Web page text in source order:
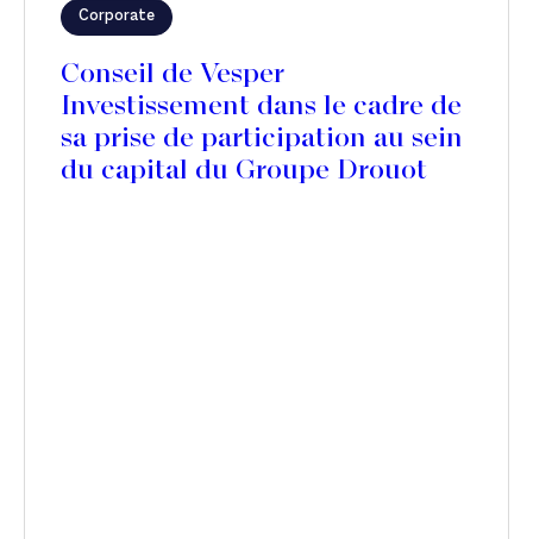
Corporate
Conseil de Vesper
Investissement dans le cadre de
sa prise de participation au sein
du capital du Groupe Drouot